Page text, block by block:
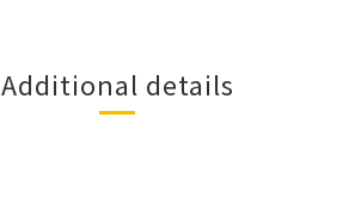
Additional details